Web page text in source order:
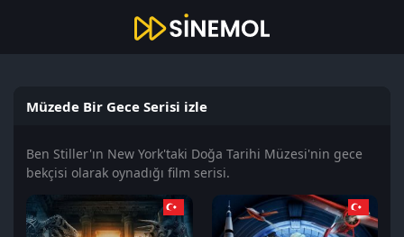
Müzede Bir Gece Serisi izle
Ben Stiller'ın New York'taki Doğa Tarihi Müzesi'nin gece
bekçisi olarak oynadığı film serisi.